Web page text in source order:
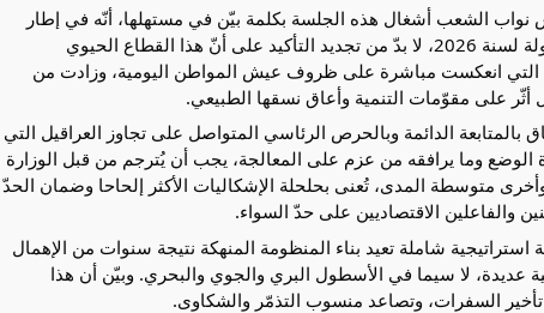
نواب الشعب أشغال هذه الجلسة بكلمة بيّن في مستهلها، أنّه في إطار
مناقشة مهمة النقل ضمن مشروع ميزانية الدولة لسنة 2026، لا بدّ من تجديد التأكيد على أنّ هذا القطاع الحيوي
التي انعكست مباشرة على ظروف عيش المواطن اليومية، وزادت من
على مقوّمات التنمية وأعاق نسقها الطبيعي.
الدائمة وبالحرص الرئاسي المتواصل على تجاوز العراقيل التي
الوضع وما يرافقه من عزم على المعالجة، يجب أن يُترجم من قبل الوزارة
وأخرى متوسطة المدى، تُعنى بحلحلة الإشكاليات الأكثر إلحاحا وضمان الحدّ
والفاعلين الاقتصاديين على حدّ السواء.
شاملة تعيد بناء المنظومة المنهكة نتيجة سنوات من الإهمال
عديدة، لا سيما في الأسطول البري والجوي والبحري. وبيّن أن هذا
السفرات، وتصاعد منسوب التذمّر والشكاوى.